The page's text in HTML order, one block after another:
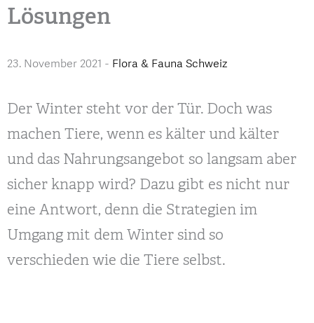
Lösungen
23. November 2021 - Flora & Fauna Schweiz
Der Winter steht vor der Tür. Doch was
machen Tiere, wenn es kälter und kälter
und das Nahrungsangebot so langsam aber
sicher knapp wird? Dazu gibt es nicht nur
eine Antwort, denn die Strategien im
Umgang mit dem Winter sind so
verschieden wie die Tiere selbst.